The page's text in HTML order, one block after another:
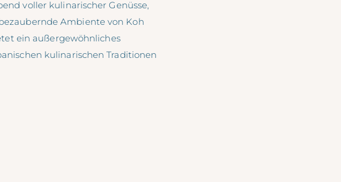
voller kulinarischer Genüsse,
Ambiente von Koh
ein außergewöhnliches
kulinarischen Traditionen